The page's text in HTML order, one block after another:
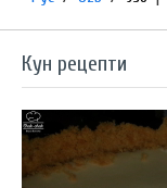
Кун рецепти